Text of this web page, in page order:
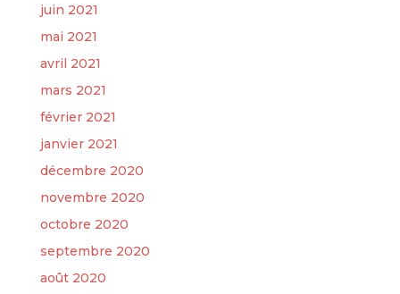
juin 2021
mai 2021
avril 2021
mars 2021
février 2021
janvier 2021
décembre 2020
novembre 2020
octobre 2020
septembre 2020
août 2020